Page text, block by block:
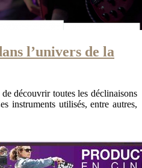
l’univers de la
découvrir toutes les déclinaisons
instruments utilisés, entre autres,